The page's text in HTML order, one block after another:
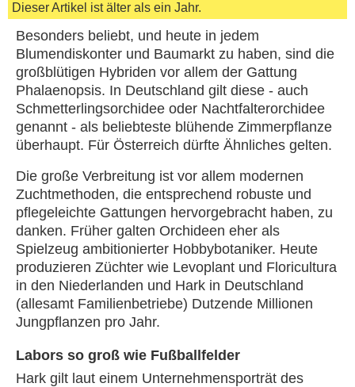
Dieser Artikel ist älter als ein Jahr.
Besonders beliebt, und heute in jedem
Blumendiskonter und Baumarkt zu haben, sind die
großblütigen Hybriden vor allem der Gattung
Phalaenopsis. In Deutschland gilt diese - auch
Schmetterlingsorchidee oder Nachtfalterorchidee
genannt - als beliebteste blühende Zimmerpflanze
überhaupt. Für Österreich dürfte Ähnliches gelten.
Die große Verbreitung ist vor allem modernen
Zuchtmethoden, die entsprechend robuste und
pflegeleichte Gattungen hervorgebracht haben, zu
danken. Früher galten Orchideen eher als
Spielzeug ambitionierter Hobbybotaniker. Heute
produzieren Züchter wie Levoplant und Floricultura
in den Niederlanden und Hark in Deutschland
(allesamt Familienbetriebe) Dutzende Millionen
Jungpflanzen pro Jahr.
Labors so groß wie Fußballfelder
Hark gilt laut einem Unternehmensporträt des